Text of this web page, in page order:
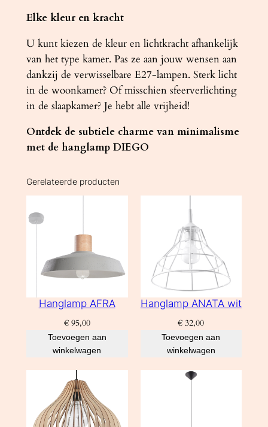
Elke kleur en kracht
U kunt kiezen de kleur en lichtkracht afhankelijk
van het type kamer. Pas ze aan jouw wensen aan
dankzij de verwisselbare E27-lampen. Sterk licht
in de woonkamer? Of misschien sfeerverlichting
in de slaapkamer? Je hebt alle vrijheid!
Ontdek de subtiele charme van minimalisme
met de hanglamp DIEGO
Gerelateerde producten
Hanglamp AFRA
€95,00
Toevoegen aan
winkelwagen
Hanglamp ANATA wit
€ 32,00
Toevoegen aan
winkelwagen